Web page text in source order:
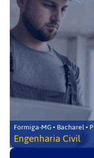
Formiga-MG • Bacharel •
Engenharia Civil